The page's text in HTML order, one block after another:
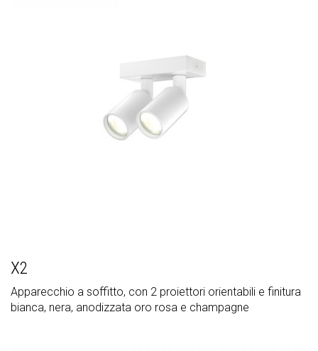
X2
Apparecchio a soffitto, con 2 proiettori orientabili e finitura
bianca, nera, anodizzata oro rosa e champagne